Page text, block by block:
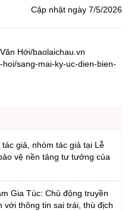
Cập nhật ngày 7/5/2026
Hới/baolaichau.vn
sang-mai-ky-uc-dien-bien-
giả, nhóm tác giả tại Lễ
vệ nền tảng tư tưởng của
Gia Túc: Chủ động truyền
với thông tin sai trái, thù địch